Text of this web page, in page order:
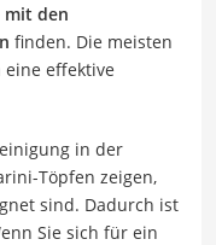
mit den
finden. Die meisten
effektive
in der
Töpfen zeigen,
sind. Dadurch ist
Sie sich für ein